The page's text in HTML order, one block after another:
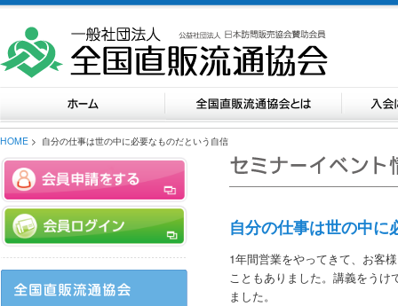
HOME > 自分の仕事は世の中に必要なものだという自信
自分の仕事は世の中
1年間営業をやってきて、お客
こともありました。講義をう
ました。